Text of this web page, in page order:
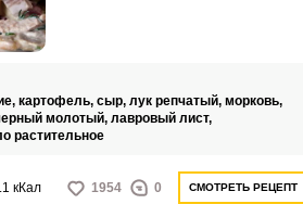
картофель, сыр, лук репчатый, морковь,
молотый, лавровый лист,
растительное
кКал 1954 0 СМОТРЕТЬ РЕЦЕПТ
сетей: